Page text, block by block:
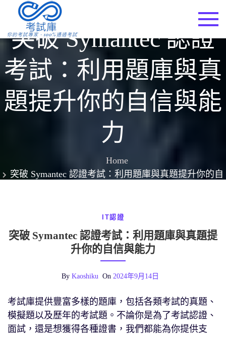
content
突破 Symantec 認證
考試：利用題庫與真
題提升你的自信與能
力
Home
突破 Symantec 認證考試：利用題庫與真題提升你的自
IT認證
突破 Symantec 認證考試：利用題庫與真題提
升你的自信與能力
By Kaoshiku On 2024年9月14日
考試庫提供豐富多樣的題庫，包括各類考試的真題、
模擬題以及歷年的考試題。不論你是為了考試認證、
面試，還是想獲得各種證書，我們都能為你提供支